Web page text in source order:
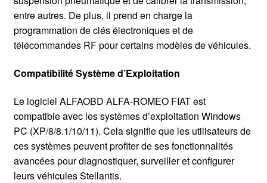
entre autres. De plus, il prend en charge la
programmation de clés électroniques et de
télécommandes RF pour certains modèles de véhicules.
Compatibilité Système d’Exploitation
Le logiciel ALFAOBD ALFA-ROMEO FIAT est
compatible avec les systèmes d’exploitation Windows
PC (XP/8/8.1/10/11). Cela signifie que les utilisateurs de
ces systèmes peuvent profiter de ses fonctionnalités
avancées pour diagnostiquer, surveiller et configurer
leurs véhicules Stellantis.